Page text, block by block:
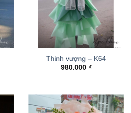
Thinh vượng – K64
980.000 ₫